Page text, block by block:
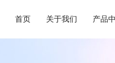
首页 关于我们 产品